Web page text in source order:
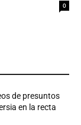
0
de presuntos
en la recta